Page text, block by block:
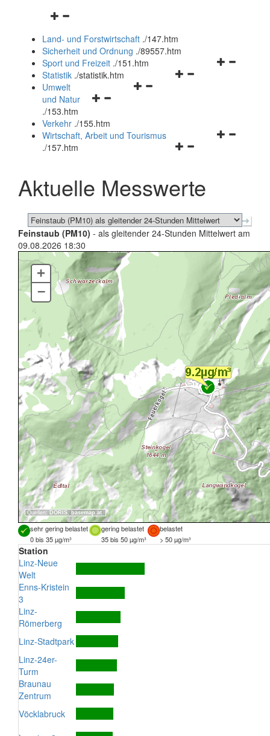
Navigationsmenü
und
schließen
Land- und Forstwirtschaft ./147.htm
Sicherheit und Ordnung ./89557.htm
Navigationsmenü
Sport und Freizeit ./151.htm
Navigationsmenü
Statistik ./statistik.htm
Navigationsmenü
und
schließen
Umwelt
und Natur
./153.htm
Verkehr ./155.htm
Navigationsmenü
schließen
Wirtschaft, Arbeit und Tourismus
./157.htm
Aktuelle Messwerte
Feinstaub (PM10) - als gleitender 24-Stunden Mittelwert am
09.08.2026 18:30
Quellen: DORIS, basemap.at
+
–
sehr gering belastet gering belastet
belastet
0 bis 35 µg/m³
35 bis 50 µg/m³ > 50 µg/m³
Station
Linz-Neue
Welt
Enns-Kristein
3
Linz-
Römerberg
Linz-Stadtpark
Linz-24er-
Turm
Braunau
Zentrum
Vöcklabruck